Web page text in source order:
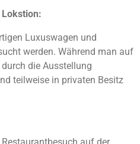
Luxuswagen und
werden. Während man auf
die Ausstellung
teilweise in privaten Besitz